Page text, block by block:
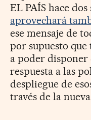
EL PAÍS hace
aprovechará
ese mensaje de
por supuesto
a poder disponer
respuesta a las
despliegue de
través de la